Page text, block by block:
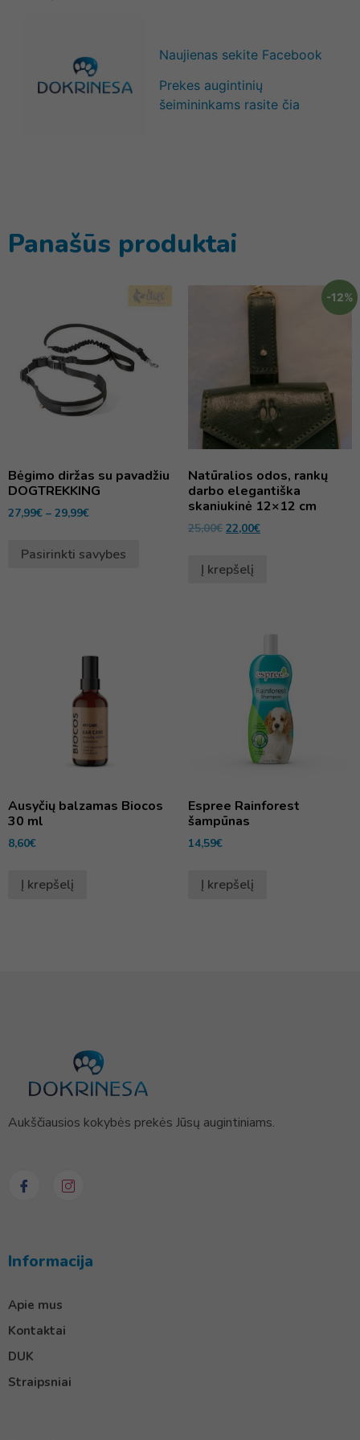
Naujienas sekite Facebook
Prekes augintinių
šeimininkams rasite čia
Panašūs produktai
Bėgimo diržas su pavadžiu
DOGTREKKING
27,99€ – 29,99€
Pasirinkti savybes
-12%
Natūralios odos, rankų
darbo elegantiška
skaniukinė 12×12 cm
25,00€ 22,00€
Į krepšelį
Ausyčių balzamas Biocos
30 ml
8,60€
Į krepšelį
Espree Rainforest
šampūnas
14,59€
Į krepšelį
Aukščiausios kokybės prekės Jūsų augintiniams.
Informacija
Apie mus
Kontaktai
DUK
Straipsniai